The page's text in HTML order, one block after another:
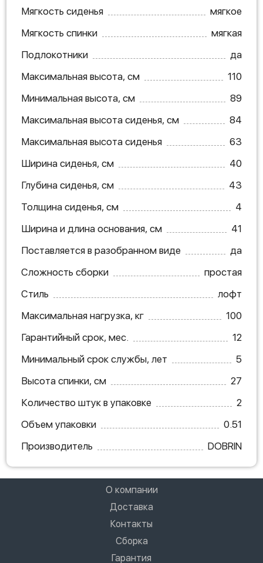
Мягкость сиденья
мягкое
Мягкость спинки
мягкая
Подлокотники
да
Максимальная высота, см
110
Минимальная высота, см
89
Максимальная высота сиденья, см
84
Максимальная высота сиденья
63
Ширина сиденья, см
40
Глубина сиденья, см
43
Толщина сиденья, см
4
Ширина и длина основания, см
41
Поставляется в разобранном виде
да
Сложность сборки
простая
Стиль
лофт
Максимальная нагрузка, кг
100
Гарантийный срок, мес.
12
Минимальный срок службы, лет
5
Высота спинки, см
27
Количество штук в упаковке
2
Объем упаковки
0.51
Производитель
DOBRIN
О компании
Доставка
Контакты
Сборка
Гарантия